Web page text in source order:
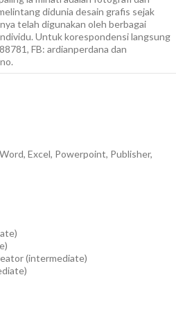
didunia desain grafis sejak
telah digunakan oleh berbagai
Untuk korespondensi langsung
FB: ardianperdana dan
Excel, Powerpoint, Publisher,
)
)
(intermediate)
)